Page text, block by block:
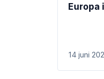
Europa
14 juni